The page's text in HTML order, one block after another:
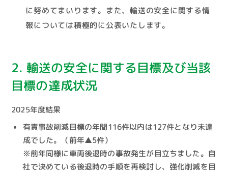
に努めてまいります。また、輸送の安全に関する情
報については積極的に公表いたします。
2. 輸送の安全に関する目標及び当該
目標の達成状況
2025年度結果
有責事故削減目標の年間116件以内は127件となり未達
成でした。（前年▲5件）
※前年同様に車両後退時の事故発生が目立ちました。自
社で決めている後退時の手順を再検討し、強化削減を目